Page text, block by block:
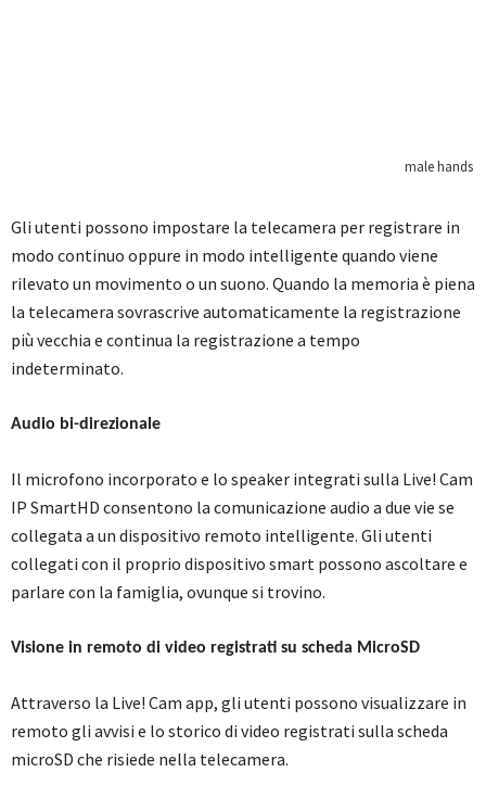
Gli utenti possono impostare la telecamera per registrare in
modo continuo oppure in modo intelligente quando viene
rilevato un movimento o un suono. Quando la memoria è piena
la telecamera sovrascrive automaticamente la registrazione
più vecchia e continua la registrazione a tempo
indeterminato.
Audio bi-direzionale
Il microfono incorporato e lo speaker integrati sulla Live! Cam
IP SmartHD consentono la comunicazione audio a due vie se
collegata a un dispositivo remoto intelligente. Gli utenti
collegati con il proprio dispositivo smart possono ascoltare e
parlare con la famiglia, ovunque si trovino.
Visione in remoto di video registrati su scheda MicroSD
Attraverso la Live! Cam app, gli utenti possono visualizzare in
remoto gli avvisi e lo storico di video registrati sulla scheda
microSD che risiede nella telecamera.